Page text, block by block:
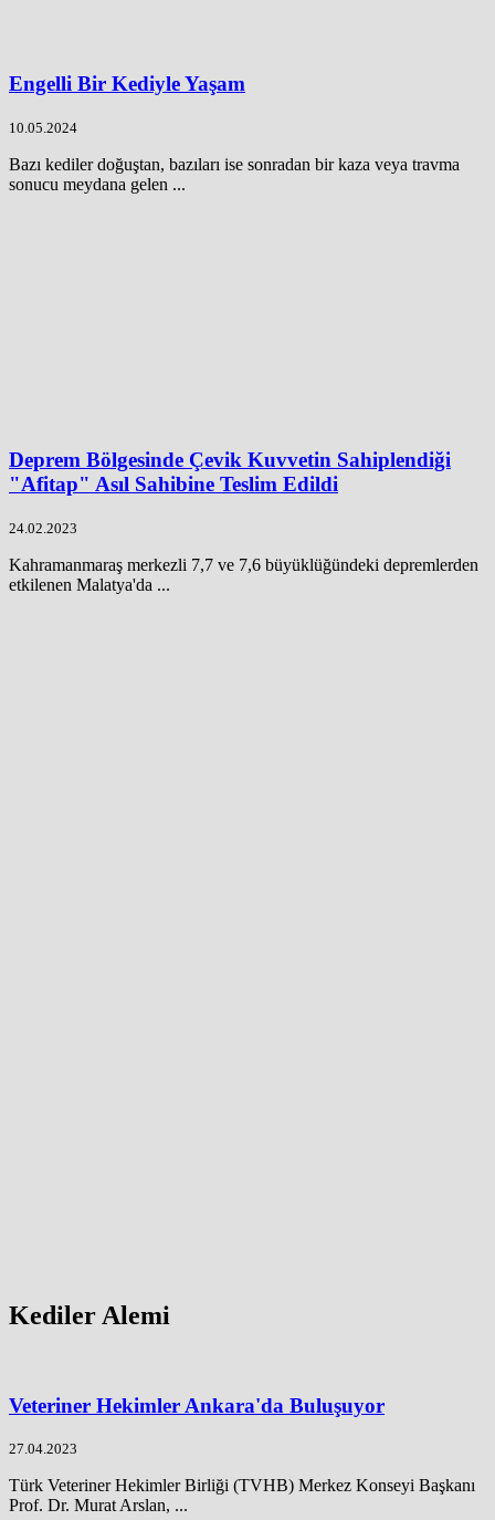
Engelli Bir Kediyle Yaşam
10.05.2024
Bazı kediler doğuştan, bazıları ise sonradan bir kaza veya travma
sonucu meydana gelen ...
Deprem Bölgesinde Çevik Kuvvetin Sahiplendiği
"Afitap" Asıl Sahibine Teslim Edildi
24.02.2023
Kahramanmaraş merkezli 7,7 ve 7,6 büyüklüğündeki depremlerden
etkilenen Malatya'da ...
Kediler Alemi
Veteriner Hekimler Ankara'da Buluşuyor
27.04.2023
Türk Veteriner Hekimler Birliği (TVHB) Merkez Konseyi Başkanı
Prof. Dr. Murat Arslan, ...